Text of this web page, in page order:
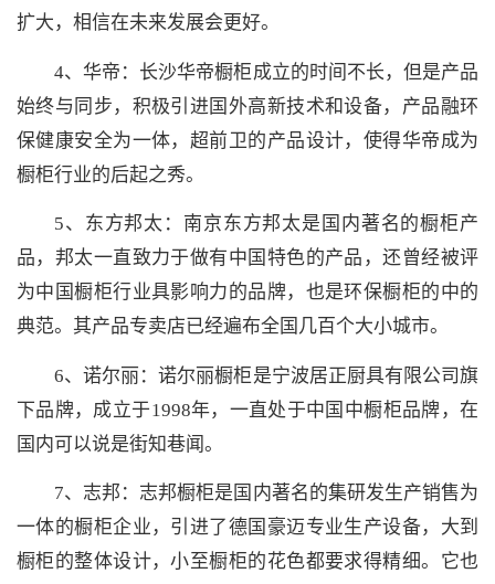
扩大，相信在未来发展会更好。
4、华帝：长沙华帝橱柜成立的时间不长，但是产品
始终与同步，积极引进国外高新技术和设备，产品融环
保健康安全为一体，超前卫的产品设计，使得华帝成为
橱柜行业的后起之秀。
5、东方邦太：南京东方邦太是国内著名的橱柜产
品，邦太一直致力于做有中国特色的产品，还曾经被评
为中国橱柜行业具影响力的品牌，也是环保橱柜的中的
典范。其产品专卖店已经遍布全国几百个大小城市。
6、诺尔丽：诺尔丽橱柜是宁波居正厨具有限公司旗
下品牌，成立于1998年，一直处于中国中橱柜品牌，在
国内可以说是街知巷闻。
7、志邦：志邦橱柜是国内著名的集研发生产销售为
一体的橱柜企业，引进了德国豪迈专业生产设备，大到
橱柜的整体设计，小至橱柜的花色都要求得精细。它也